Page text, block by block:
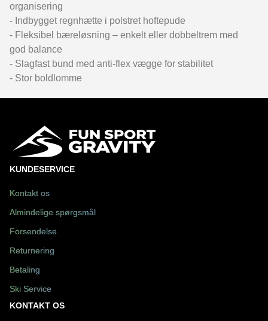
organisering
- Indbygget regnhætte i polstret hoftepude
- Fleksibel bæreløsning – enkelt eller dobbeltrem med
god balance
- Slagfast bund med anti-flex vægge for stabilitet
- Stor boldlomme
KUNDESERVICE
Kontakt os
Almindelige spørgsmål
Forsendelse
Returnering
Betaling
Ski Service
KONTAKT OS